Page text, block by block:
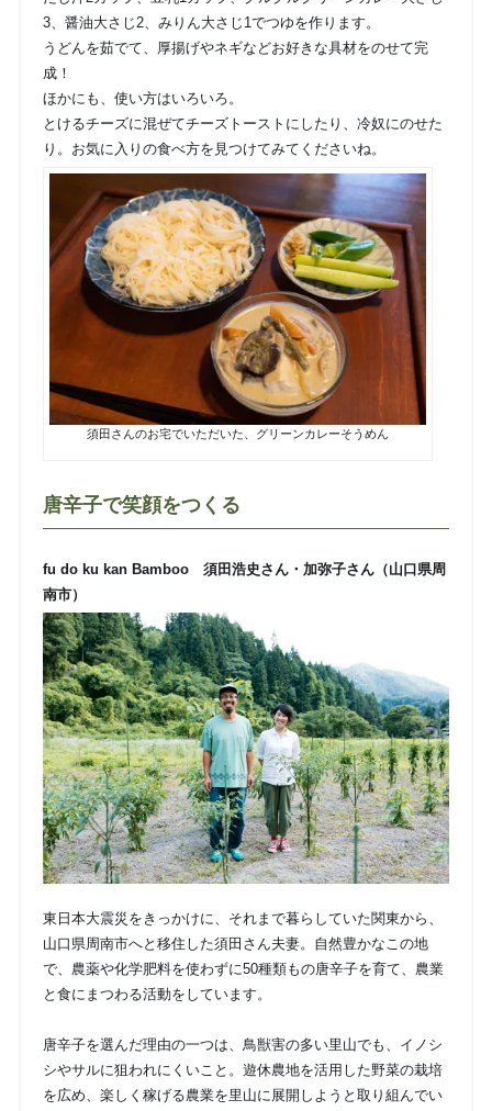
3、醤油大さじ2、みりん大さじ1でつゆを作ります。
うどんを茹でて、厚揚げやネギなどお好きな具材をのせて完
成！
ほかにも、使い方はいろいろ。
とけるチーズに混ぜてチーズトーストにしたり、冷奴にのせた
り。お気に入りの食べ方を見つけてみてくださいね。
須田さんのお宅でいただいた、グリーンカレーそうめん
唐辛子で笑顔をつくる
fu do ku kan Bamboo 須田浩史さん・加弥子さん（山口県周
南市）
東日本大震災をきっかけに、それまで暮らしていた関東から、
山口県周南市へと移住した須田さん夫妻。自然豊かなこの地
で、農薬や化学肥料を使わずに50種類もの唐辛子を育て、農業
と食にまつわる活動をしています。
唐辛子を選んだ理由の一つは、鳥獣害の多い里山でも、イノシ
シやサルに狙われにくいこと。遊休農地を活用した野菜の栽培
を広め、楽しく稼げる農業を里山に展開しようと取り組んでい